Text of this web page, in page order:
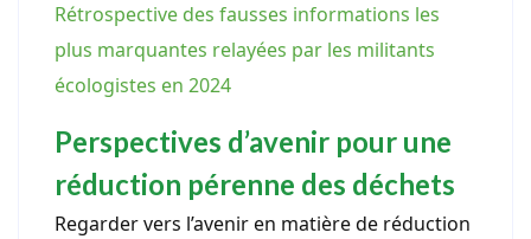
Rétrospective des fausses informations les
plus marquantes relayées par les militants
écologistes en 2024
Perspectives d’avenir pour une
réduction pérenne des déchets
Regarder vers l’avenir en matière de réduction